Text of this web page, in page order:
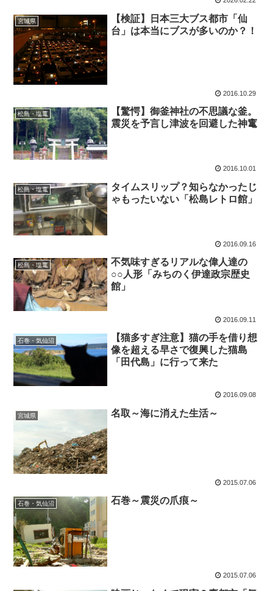
宮城県
【検証】日本三大ブス都市「仙
台」は本当にブスが多いのか？！
2016.10.29
松島・塩竃
【驚愕】御釜神社の不思議な釜。
震災を予言し津波を回避した神竃
2016.10.01
松島・塩竃
タイムスリップ？知らなかったじ
ゃもったいない「松島レトロ館」
2016.09.16
松島・塩竃
不気味すぎるリアルな偉人達の
○○人形「みちのく伊達政宗歴史
館」
2016.09.11
石巻・気仙沼
【猫多すぎ注意】猫の手を借り想
像を超える早さで復興した猫島
「田代島」に行って来た
2016.09.08
宮城県 名取～海に消えた生活～
2015.07.06
石巻・気仙沼 石巻～震災の爪痕～
2015.07.06